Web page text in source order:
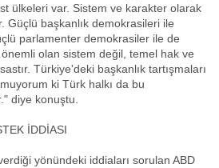
ülkeleri var. Sistem ve karakter olarak
Güçlü başkanlık demokrasileri ile
parlamenter demokrasiler ile de
olan sistem değil, temel hak ve
Türkiye'deki başkanlık tartışmaları
ki Türk halkı da bu
diye konuştu.
İDDİASI
yönündeki iddiaları sorulan ABD